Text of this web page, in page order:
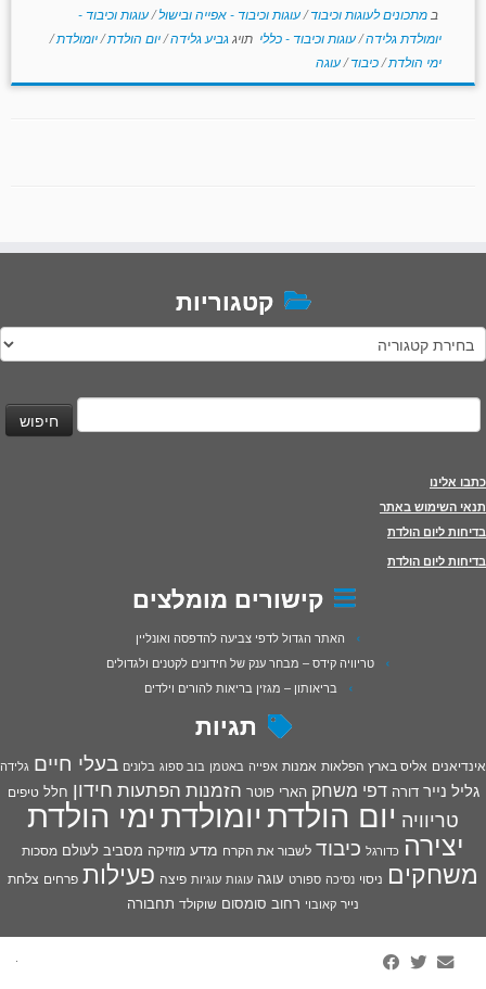
ב מתכונים לעוגות וכיבוד/עוגות וכיבוד - אפייה ובישול/עוגות וכיבוד -
יומולדת גלידה/עוגות וכיבוד - כללי תויגגביע גלידה/יום הולדת/יומולדת/
ימי הולדת/כיבוד/עוגה
קטגוריות
קטגוריות
חיפוש:
כתבו אלינו
תנאי השימוש באתר
בדיחות ליום הולדת
בדיחות ליום הולדת
קישורים מומלצים
האתר הגדול לדפי צביעה להדפסה ואונליין
טריוויה קידס – מבחר ענק של חידונים לקטנים ולגדולים
בריאותון – מגזין בריאות להורים וילדים
תגיות
אינדיאנים אליס בארץ הפלאות אמנות אפייה באטמן בוב ספוג בלונים בעלי חיים גלידה
גליל נייר דורה דפי משחק הארי פוטר הזמנות הפתעות חידון חלל טיפים
טריוויה יום הולדתיומולדתימי הולדת
יצירה כדורגל כיבוד לשבור את הקרח מדע מוזיקה מסביב לעולם מסכות
משחקים ניסוי נסיכה ספורט עוגה עוגות עוגיות פיצה פעילות פרחים צלחת
נייר קאובוי רחוב סומסום שוקולד תחבורה
·